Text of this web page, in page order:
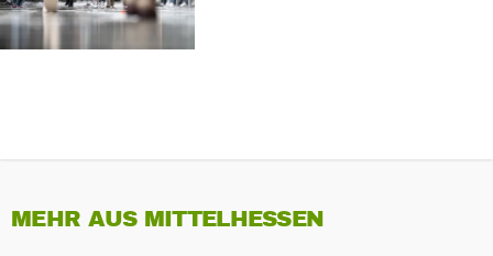
MEHR AUS MITTELHESSEN